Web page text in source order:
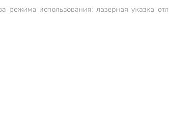
режима использования: лазерная указка